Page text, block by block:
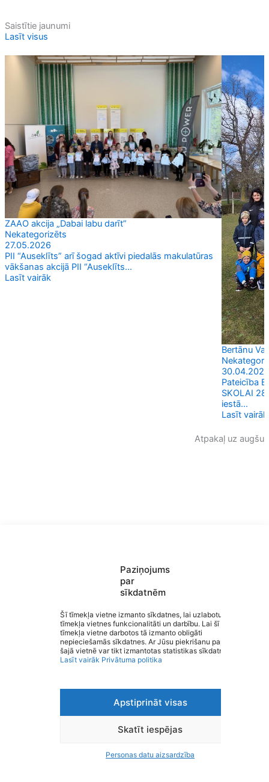
Paziņojums
par
sīkdatnēm
Šī tīmekļa vietne izmanto sīkdatnes, lai uzlabotu
tīmekļa vietnes funkcionalitāti un darbību. Lai šī
tīmekļa vietne darbotos tā izmanto obligāti
nepieciešamās sīkdatnes. Ar Jūsu piekrišanu papildus
šajā vietnē var tikt izmantotas statistikas sīkdatnes.
Lasīt vairāk Privātuma politika
Apstiprināt visas
Skatīt iespējas
Personas datu aizsardzība
Saistītie jaunumi
Lasīt visus
ZAAO akcija „Dabai labu darīt”
Nekategorizēts
27.05.2026
PII “Auseklīts” arī šogad aktīvi piedalās makulatūras
vākšanas akcijā PII “Auseklīts...
Lasīt vairāk
Bertānu
30.04.2026
Pateicība
SKOLAI
iestā...
Lasīt vairāk
Atpakaļ uz augšu
Kocēnu PII “Auseklītis”
Sociālie tīkli
Privātuma politika
Personas datu aizsardzība